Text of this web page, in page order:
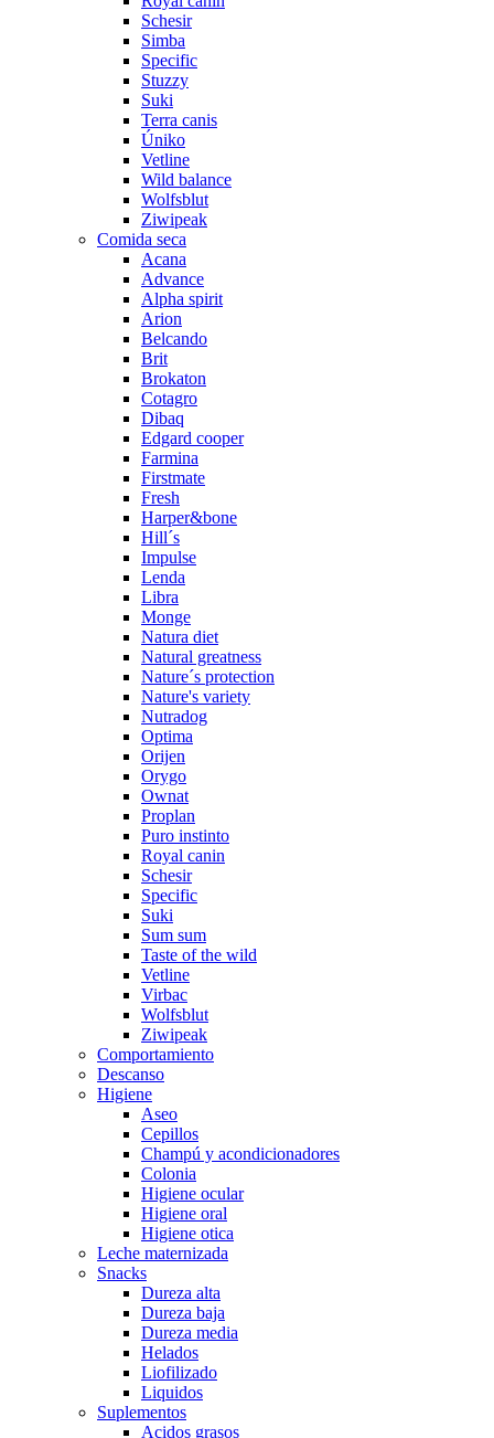
Schesir
Simba
Specific
Stuzzy
Suki
Terra canis
Úniko
Vetline
Wild balance
Wolfsblut
Ziwipeak
Comida seca
Acana
Advance
Alpha spirit
Arion
Belcando
Brit
Brokaton
Cotagro
Dibaq
Edgard cooper
Farmina
Firstmate
Fresh
Harper&bone
Hill´s
Impulse
Lenda
Libra
Monge
Natura diet
Natural greatness
Nature´s protection
Nature's variety
Nutradog
Optima
Orijen
Orygo
Ownat
Proplan
Puro instinto
Royal canin
Schesir
Specific
Suki
Sum sum
Taste of the wild
Vetline
Virbac
Wolfsblut
Ziwipeak
Comportamiento
Descanso
Higiene
Aseo
Cepillos
Champú y acondicionadores
Colonia
Higiene ocular
Higiene oral
Higiene otica
Leche maternizada
Snacks
Dureza alta
Dureza baja
Dureza media
Helados
Liofilizado
Liquidos
Suplementos
Acidos grasos